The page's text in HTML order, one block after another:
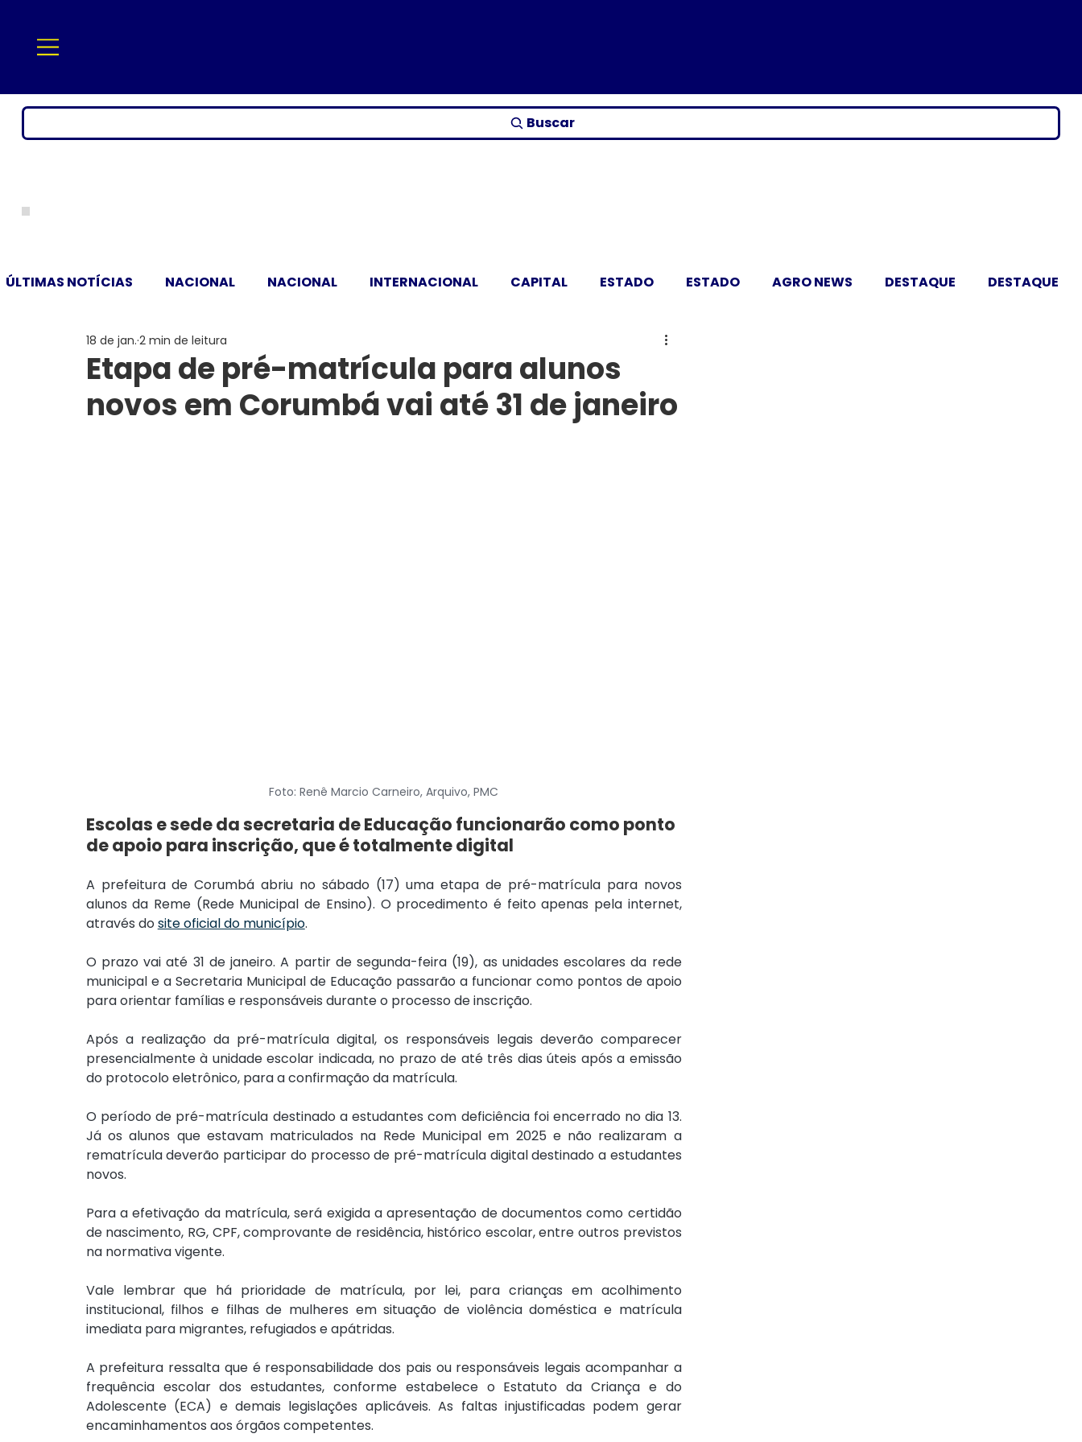
Buscar
ÚLTIMAS NOTÍCIAS NACIONAL NACIONAL INTERNACIONAL CAPITAL ESTADO ESTADO AGRO NEWS DESTAQUE DESTAQUE
Etapa de pré-matrícula para alunos
novos em Corumbá vai até 31 de janeiro
18 de jan. 2 min de leitura
Foto: Renê Marcio Carneiro, Arquivo, PMC
Escolas e sede da secretaria de Educação funcionarão como ponto
de apoio para inscrição, que é totalmente digital
A prefeitura de Corumbá abriu no sábado (17) uma etapa de pré-matrícula para novos
alunos da Reme (Rede Municipal de Ensino). O procedimento é feito apenas pela internet,
através do site oficial do município.
O prazo vai até 31 de janeiro. A partir de segunda-feira (19), as unidades escolares da rede
municipal e a Secretaria Municipal de Educação passarão a funcionar como pontos de apoio
para orientar famílias e responsáveis durante o processo de inscrição.
Após a realização da pré-matrícula digital, os responsáveis legais deverão comparecer
presencialmente à unidade escolar indicada, no prazo de até três dias úteis após a emissão
do protocolo eletrônico, para a confirmação da matrícula.
O período de pré-matrícula destinado a estudantes com deficiência foi encerrado no dia 13.
Já os alunos que estavam matriculados na Rede Municipal em 2025 e não realizaram a
rematrícula deverão participar do processo de pré-matrícula digital destinado a estudantes
novos.
Para a efetivação da matrícula, será exigida a apresentação de documentos como certidão
de nascimento, RG, CPF, comprovante de residência, histórico escolar, entre outros previstos
na normativa vigente.
Vale lembrar que há prioridade de matrícula, por lei, para crianças em acolhimento
institucional, filhos e filhas de mulheres em situação de violência doméstica e matrícula
imediata para migrantes, refugiados e apátridas.
A prefeitura ressalta que é responsabilidade dos pais ou responsáveis legais acompanhar a
frequência escolar dos estudantes, conforme estabelece o Estatuto da Criança e do
Adolescente (ECA) e demais legislações aplicáveis. As faltas injustificadas podem gerar
encaminhamentos aos órgãos competentes.